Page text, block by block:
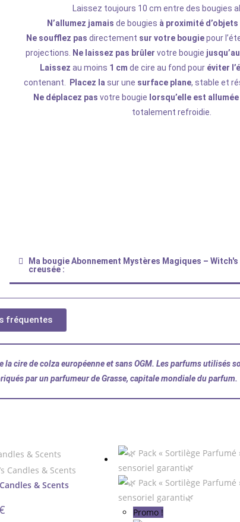
Laissez toujours 10 cm entre des bougies
N’allumez jamais de bougies à proximité
Ne soufflez pas directement sur votre bougiepour
projections. Ne laissez pas brûler votre bougie
Laissez au moins 1 cm de cire au fond pour éviter
contenant.
Placez lasur une surface plane, stable et
Ne déplacez pas votre bougie lorsqu’elle est allumée
totalement refroidie.
Ma bougie Abonnement Mystères Magiques – Witch's
creusée :
fréquentes
cire de colza européenne et sans OGM. Les parfums utilisés
par un parfumeur de Grasse, capitale mondiale du parfum.
& Scents
Promo !